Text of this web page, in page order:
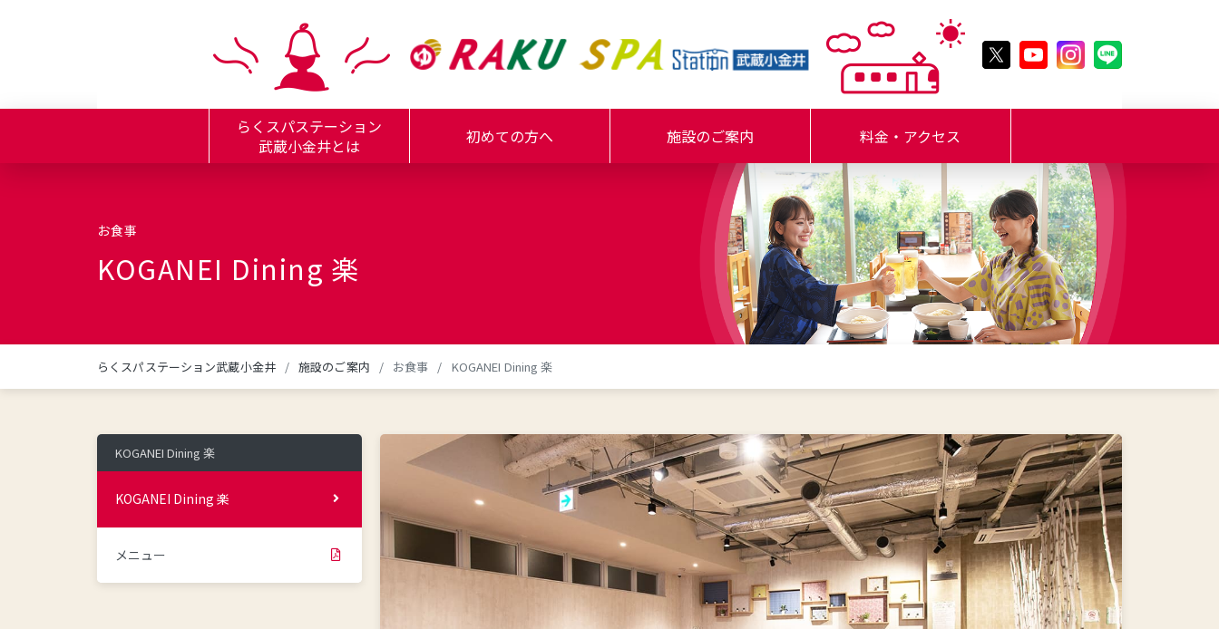
らくスパステーション
武蔵小金井とは
初めての方へ 施設のご案内 料金・アクセス
お食事
KOGANEI Dining 楽
らくスパステーション武蔵小金井 施設のご案内 お食事 KOGANEI Dining 楽
KOGANEI Dining 楽
KOGANEI Dining 楽
メニュー